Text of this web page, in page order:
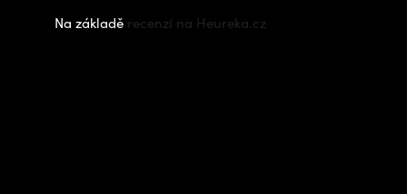
Na základě recenzí na Heureka.cz